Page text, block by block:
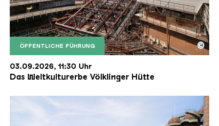
ÖFFENTLICHE FÜHRUNG
Der Erzschrägaufzug der Völklinger Hütte mit
Copyright: Weltkulturerbe Völklinger Hütte | Karl
©
03.09.2026, 11:30 Uhr
Das Weltkulturerbe Völklinger Hütte